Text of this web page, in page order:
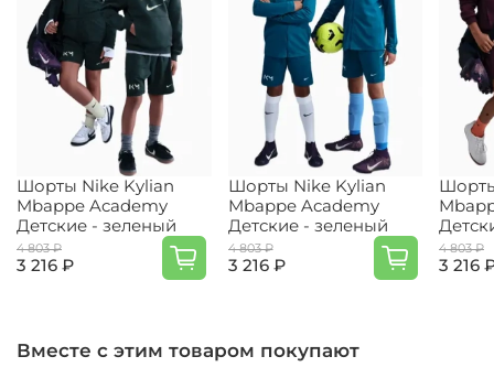
Шорты Nike Kylian
Mbappe Academy
Детские - зеленый
4 803 ₽
3 216 ₽
Шорты Nike Kylian
Mbappe Academy
Детские - зеленый
4 803 ₽
3 216 ₽
4 803 ₽
3 216
Вместе с этим товаром покупают